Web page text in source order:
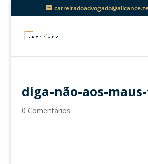
diga-não-aos-
0 Comentários